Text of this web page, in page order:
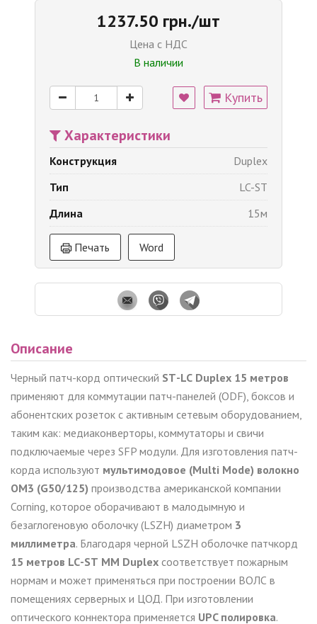
1237.50 грн./шт
Цена с НДС
В наличии
Купить
Характеристики
Конструкция
Duplex
Тип
LC-ST
Длина
15м
Печать Word
Описание
Черный патч-корд оптический ST-LC Duplex 15 метров
применяют для коммутации патч-панелей (ODF), боксов и
абонентских розеток с активным сетевым оборудованием,
таким как: медиаконверторы, коммутаторы и свичи
подключаемые через SFP модули. Для изготовления патч-
корда используют мультимодовое (Multi Mode) волокно
OM3 (G50/125) производства американской компании
Corning, которое оборачивают в малодымную и
безаглогеновую оболочку (LSZH) диаметром 3
миллиметра. Благодаря черной LSZH оболочке патчкорд
15 метров LC-ST MM Duplex соответствует пожарным
нормам и может применяться при построении ВОЛС в
помещениях серверных и ЦОД. При изготовлении
оптического коннектора применяется UPC полировка.